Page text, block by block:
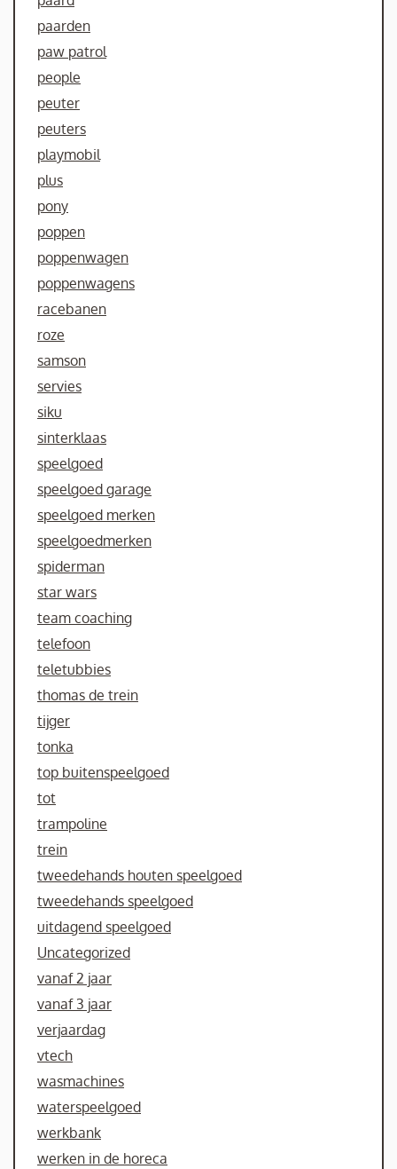
paarden
paw patrol
people
peuter
peuters
playmobil
plus
pony
poppen
poppenwagen
poppenwagens
racebanen
roze
samson
servies
siku
sinterklaas
speelgoed
speelgoed garage
speelgoed merken
speelgoedmerken
spiderman
star wars
team coaching
telefoon
teletubbies
thomas de trein
tijger
tonka
top buitenspeelgoed
tot
trampoline
trein
tweedehands houten speelgoed
tweedehands speelgoed
uitdagend speelgoed
Uncategorized
vanaf 2 jaar
vanaf 3 jaar
verjaardag
vtech
wasmachines
waterspeelgoed
werkbank
werken in de horeca